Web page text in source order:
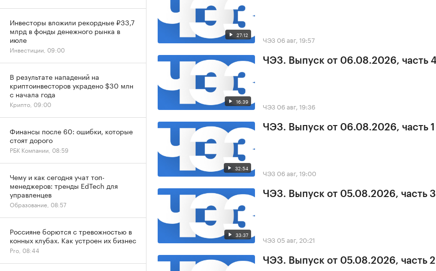
27:12 ЧЭЗ 06 авг, 19:57
16:39
ЧЭЗ. Выпуск от 06.08.2026, часть
ЧЭЗ 06 авг, 19:36
32:54
ЧЭЗ. Выпуск от 06.08.2026, часть 1
ЧЭЗ 06 авг, 19:00
33:37
ЧЭЗ. Выпуск от 05.08.2026, часть 3
ЧЭЗ 05 авг, 20:21
ЧЭЗ. Выпуск от 05.08.2026, часть 2
Инвесторы вложили рекордные ₽33,7
млрд в фонды денежного рынка в
июле
Инвестиции, 09:00
В результате нападений на
криптоинвесторов украдено $30 млн
с начала года
Крипто, 09:00
Финансы после 60: ошибки, которые
стоят дорого
РБК Компании, 08:59
Чему и как сегодня учат топ-
менеджеров: тренды EdTech для
управленцев
Образование, 08:57
Россияне борются с тревожностью в
конных клубах. Как устроен их бизнес
Pro, 08:44